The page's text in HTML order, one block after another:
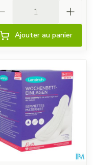
Ajouter au panier